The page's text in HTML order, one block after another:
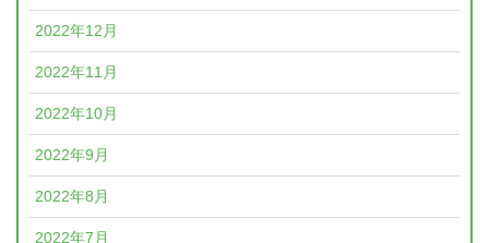
2022年12月
2022年11月
2022年10月
2022年9月
2022年8月
2022年7月